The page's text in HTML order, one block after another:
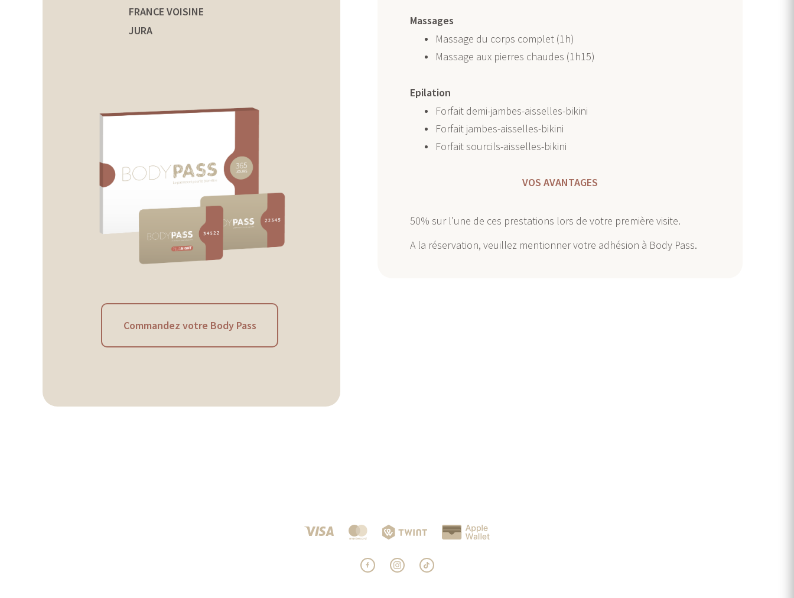
FRANCE VOISINE
JURA
Commandez votre Body Pass
Massages
Massage du corps complet (1h)
Massage aux pierres chaudes (1h15)
Epilation
Forfait demi-jambes-aisselles-bikini
Forfait jambes-aisselles-bikini
Forfait sourcils-aisselles-bikini
VOS AVANTAGES
50% sur l’une de ces prestations lors de votre première visite.
A la réservation, veuillez mentionner votre adhésion à Body Pass.